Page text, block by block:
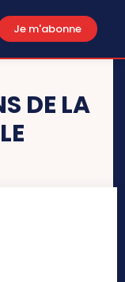
Je m'abonne
DE LA